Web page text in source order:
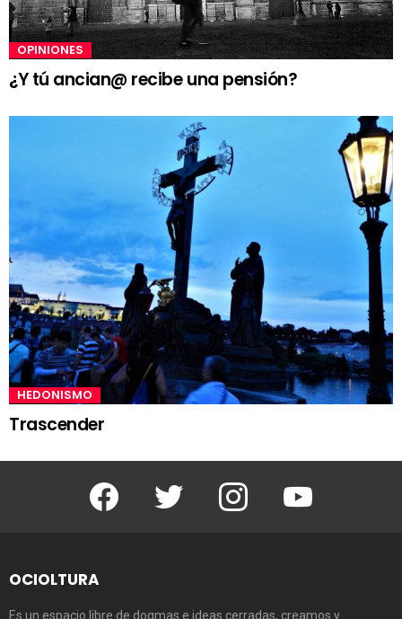
OPINIONES
¿Y tú ancian@ recibe una pensión?
HEDONISMO
Trascender
Facebook Twitter Instagram Youtube
OCIOLTURA
Es un espacio libre de dogmas e ideas cerradas, creamos y